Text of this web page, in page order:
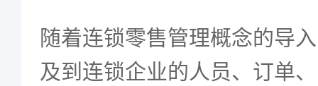
随着连锁零售管理概念的导
及到连锁企业的人员、 订单